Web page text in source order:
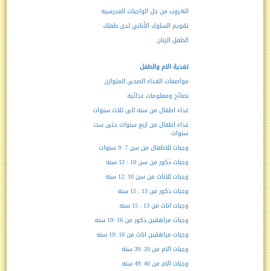
الهروب من حل الواجبات المدرسيه
تقويم السلوك الأناني لدى طفلك
الطفل الزنان
تغذية الام والطفل
مواصفات الغذاء الصحى المتوازن
نصائح ومعلومات غذائيه
غذاء اطفال من سنه الى ثلاث سنوات
غذاء اطفال من اربع سنوات حتى ست
سنوات
وجبات للاطفال من سن 7 :9 سنوات
وجبات ذكور من سن 10 : 12 سنه
وجبات للاناث من سن 10 :12 سنه
وجبات ذكور من 13 : 15 سنه
وجبات اناث من 13 : 15 سنه
وجبات مراهقين ذكور من 16 :19 سنه
وجبات مراهقين اناث من 16 :19 سنه
وجبات الام من 20 :39 سنة
وجبات الام من 40 :49 سنه